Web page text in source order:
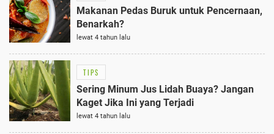
Makanan Pedas Buruk untuk Pencernaan,
Benarkah?
lewat 4 tahun lalu
TIPS
Sering Minum Jus Lidah Buaya? Jangan
Kaget Jika Ini yang Terjadi
lewat 4 tahun lalu